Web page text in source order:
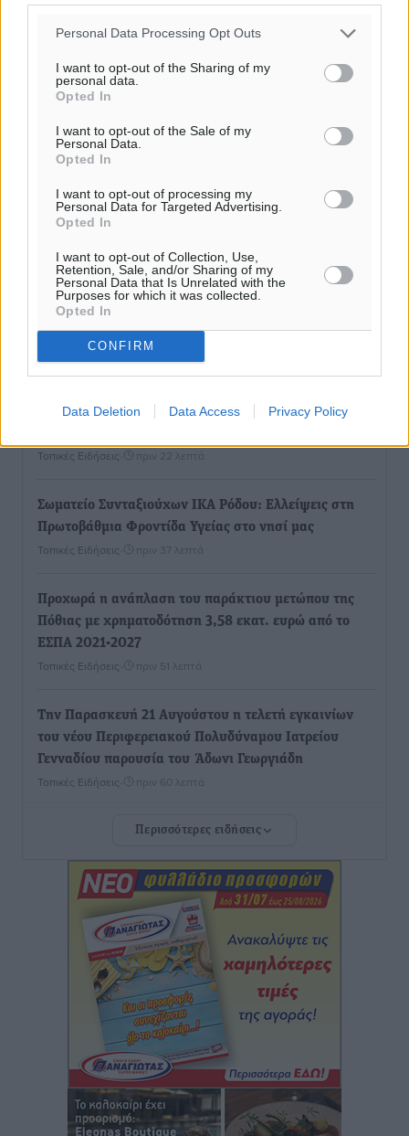
Personal Data Processing Opt Outs
I want to opt-out of the Sharing of my
personal data.
Opted In
I want to opt-out of the Sale of my
Personal Data.
Opted In
I want to opt-out of processing my
Personal Data for Targeted Advertising.
Opted In
I want to opt-out of Collection, Use,
Retention, Sale, and/or Sharing of my
Personal Data that Is Unrelated with the
Purposes for which it was collected.
Opted In
CONFIRM
Data Deletion Data Access Privacy Policy
Γ. Χατζημάρκος: 3,58 εκατ. ευρώ για την ανάπλαση
Τοπικές Ειδήσεις• πριν 12 λεπτά
Χωρίς τις αισθήσεις του ανασύρθηκε από τη θάλασσα
στη Ψαροπούλα 72χρονος Σουηδός
Τοπικές Ειδήσεις• πριν 16 λεπτά
Μάνος Κόνσολας: «Παράταση έως τις 30 Νοεμβρίου
Τοπικές Ειδήσεις πριν 22 λεπτά
Σωματείο Συνταξιούχων ΙΚΑ Ρόδου: Ελλείψεις στη
Πρωτοβάθμια Φροντίδα Υγείας στο νησί μας
Τοπικές Ειδήσεις πριν 37 λεπτά
Προχωρά η ανάπλαση του παράκτιου μετώπου της
Πόθιας με χρηματοδότηση 3,58 εκατ. ευρώ από το
ΕΣΠΑ 2021-2027
Τοπικές Ειδήσεις πριν 51 λεπτά
Την Παρασκευή 21 Αυγούστου η τελετή εγκαινίων
του νέου Περιφερειακού Πολυδύναμου Ιατρείου
Γενναδίου παρουσία του Άδωνι Γεωργιάδη
Τοπικές Ειδήσεις πριν 60 λεπτά
Στη Λέρο ο πρόεδρος του ΠΑΣΟΚ Νίκος Ανδρουλάκης
Στα 2-2,35 GW ο στόχος για τα πρώτα υπεράκτια
αιολικά πάρκα που θα λειτουργήσουν στη χώρα μας
πριν 3 ώρες
Η Ελλάδα κρατά το τουριστικό momentum, παρά τις
γεωπολιτικές αναταράξεις
πριν 3 ώρες
Σε κόκκινο συναγερμό επτά Περιφέρειες – Οι οδηγίες
της Πολιτικής Προστασίας και ο Χάρτης Πρόβλεψης
Περισσότερες ειδήσεις